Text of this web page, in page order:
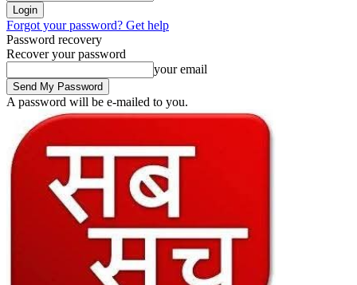
Forgot your password? Get help
Password recovery
Recover your password
your email
A password will be e-mailed to you.